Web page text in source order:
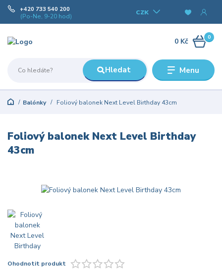
Menu
CZK
Hledat
+420 733 540 200
(Po-Ne, 9-20 hod)
0
0 Kč
Balónky Foliový balonek Next Level Birthday 43cm
Foliový balonek Next Level Birthday
43cm
Ohodnotit produkt